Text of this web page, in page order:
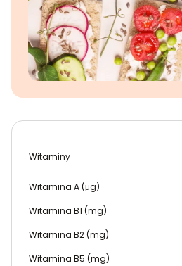
Witaminy
Witamina A (μg)
Witamina B1 (mg)
Witamina B2 (mg)
Witamina B5 (mg)